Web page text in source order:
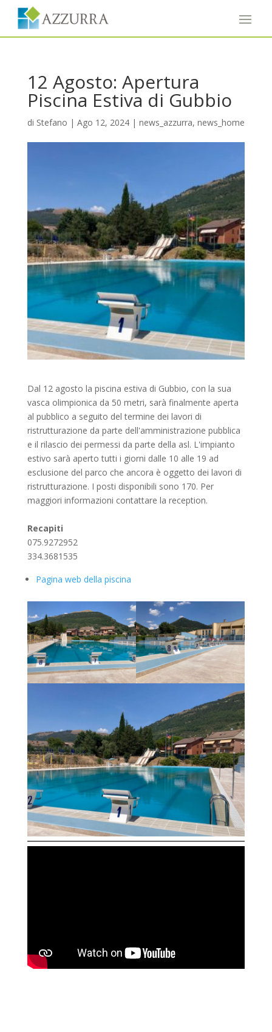
12 Agosto: Apertura
Piscina Estiva di Gubbio
di Stefano | Ago 12, 2024| news_azzurra, news_home
Dal 12 agosto la piscina estiva di Gubbio, con la sua
vasca olimpionica da 50 metri, sarà finalmente aperta
al pubblico a seguito del termine dei lavori di
ristrutturazione da parte dell'amministrazione pubblica
e il rilascio dei permessi da parte della asl. L'impianto
estivo sarà aperto tutti i giorni dalle 10 alle 19 ad
esclusione del parco che ancora è oggetto dei lavori di
ristrutturazione. I posti disponibili sono 170. Per
maggiori informazioni contattare la reception.
Recapiti
075.9272952
334.3681535
Pagina web della piscina